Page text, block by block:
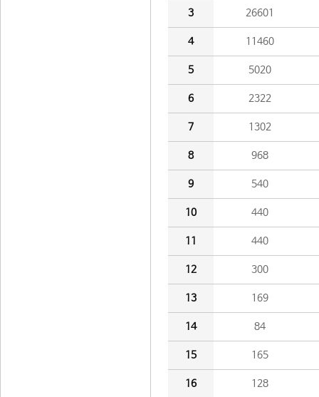
3 26601
4 11460
5 5020
6 2322
7 1302
8 968
9 540
10 440
11 440
12 300
13 169
14 84
15 165
16 128